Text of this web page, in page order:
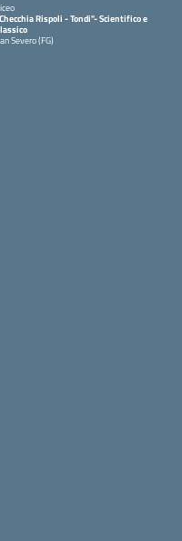
Rispoli - Tondi"- Scientifico e
Severo (FG)